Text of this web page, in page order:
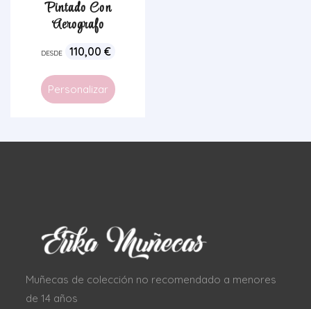
Pintado Con
Aerografo
DESDE 110,00 €
Personalizar
Muñecas de colección no recomendado a menores
de 14 años